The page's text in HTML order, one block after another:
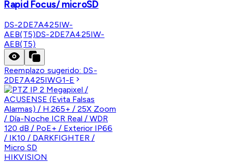
Rapid Focus/ microSD
DS-2DE7A425IW-
AEB(T5)DS-2DE7A425IW-
AEB(T5)
Reemplazo sugerido: DS-
2DE7A425IWG1-E
HIKVISION